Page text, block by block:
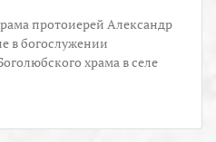
протоиерей Александр
в богослужении
храма в селе